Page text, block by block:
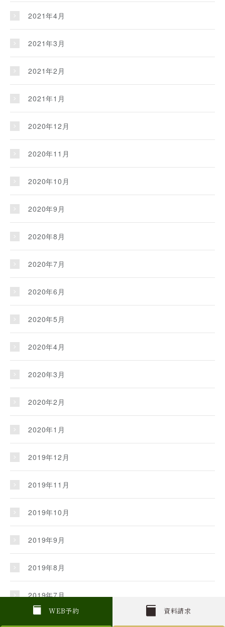
W EB予約 資料請求
2021年4月
2021年3月
2021年2月
2021年1月
2020年12月
2020年11月
2020年10月
2020年9月
2020年8月
2020年7月
2020年6月
2020年5月
2020年4月
2020年3月
2020年2月
2020年1月
2019年12月
2019年11月
2019年10月
2019年9月
2019年8月
2019年7月